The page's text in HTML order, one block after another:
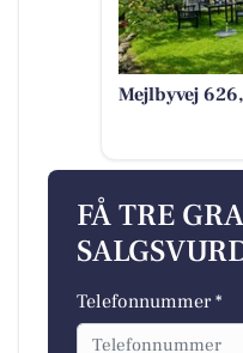
Mejlbyvej
FÅ TRE
Telefonnummer *